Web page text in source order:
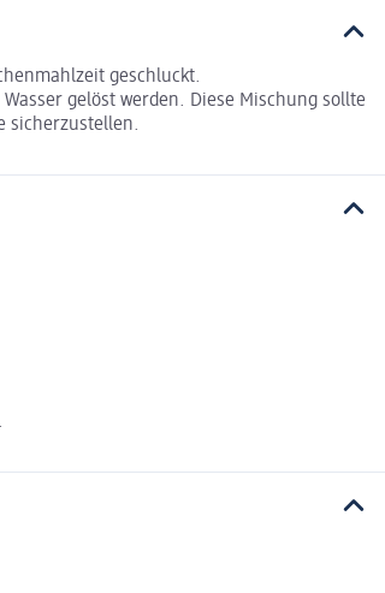
geschluckt.
gelöst werden. Diese Mischung sollte
sicherzustellen.